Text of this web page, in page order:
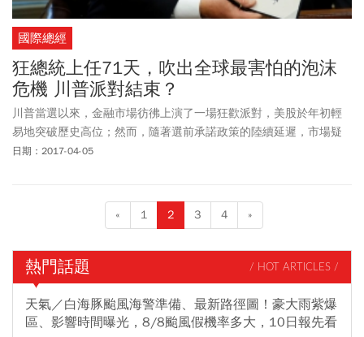
國際總經
狂總統上任71天，吹出全球最害怕的泡沫
危機 川普派對結束？
川普當選以來，金融市場彷彿上演了一場狂歡派對，美股於年初輕
易地突破歷史高位；然而，隨著選前承諾政策的陸續延遲，市場疑
慮漸興，甚至有分析師已喊出了「川普交易2.0」，暗示這場由動物
日期：2017-04-05
« 1 2 3 4 »
熱門話題 / HOT ARTICLES /
天氣／白海豚颱風海警準備、最新路徑圖！豪大雨紫爆
區、影響時間曝光，8/8颱風假機率多大，10日報先看